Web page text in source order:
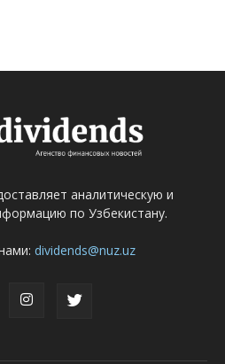
аналитическую и
по Узбекистану.
dividends@nuz.uz